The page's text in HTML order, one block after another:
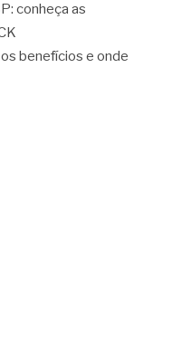
conheça as
benefícios e onde